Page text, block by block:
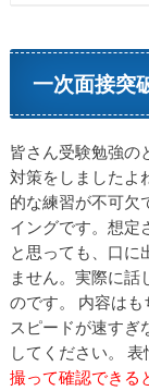
一次面接突
皆さん受験勉強の
対策をしましたよ
的な練習が不可欠
イングです。想定
と思っても、口に
ません。実際に話
のです。 内容は
スピードが速すぎ
してください。
撮って確認できる